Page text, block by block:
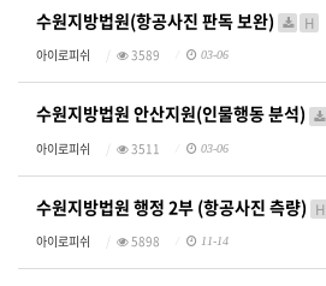
수원지방법원(항공사진 판독 보완) H
아이로피쉬 3589 03-06
수원지방법원 안산지원(인물행동 분석)
아이로피쉬 3511 03-06
수원지방법원 행정 2부 (항공사진 측량) H
아이로피쉬 5898 11-14